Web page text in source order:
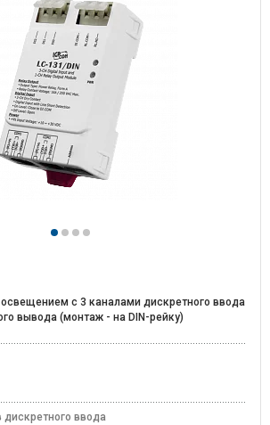
с 3 каналами дискретного ввода
вывода (монтаж - на DIN-рейку)
дискретного ввода